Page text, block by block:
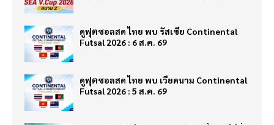
ดูฟุตซอลสด ไทย พบ รัสเซีย Continental
Futsal 2026 : 6 ส.ค. 69
ดูฟุตซอลสด ไทย พบ เวียดนาม Continental
Futsal 2026 : 5 ส.ค. 69